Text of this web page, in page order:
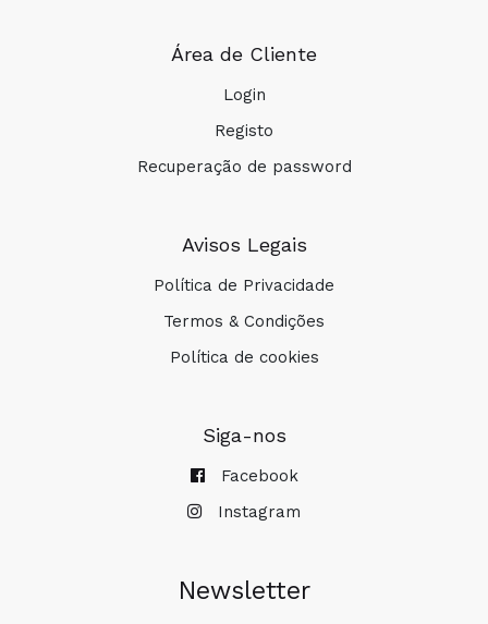
Área de Cliente
Login
Registo
Recuperação de password
Avisos Legais
Política de Privacidade
Termos & Condições
Política de cookies
Siga-nos
Facebook
Instagram
Newsletter